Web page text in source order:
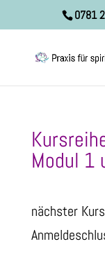
0781
Modul 1
nächster